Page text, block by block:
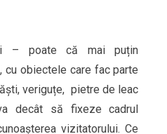
– poate că mai puțin
cu obiectele care fac parte
veriguțe, pietre de leac
decât să fixeze cadrul
vizitatorului. Ce